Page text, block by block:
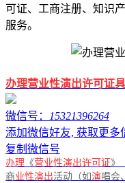
可证、工商注册、知识
服务。
办理营业性演出许可证
微信号：
15321396264
添加微信好友, 获取更多
复制微信号
办理 《营业性演出许可证》
商业性演出活动（如演唱会